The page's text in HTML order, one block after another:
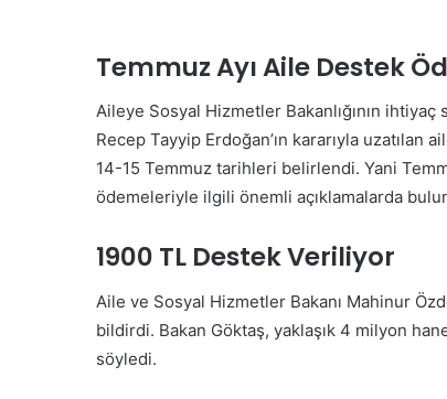
Temmuz Ayı Aile Destek
Aileye Sosyal Hizmetler Bakanlığının
Recep Tayyip Erdoğan’ın kararıyla
14-15 Temmuz tarihleri belirlendi. Yani
ödemeleriyle ilgili önemli açıklamalarda
1900 TL Destek Veriliyor
Aile ve Sosyal Hizmetler Bakanı Mahinur
bildirdi. Bakan Göktaş, yaklaşık 4 milyon
söyledi.